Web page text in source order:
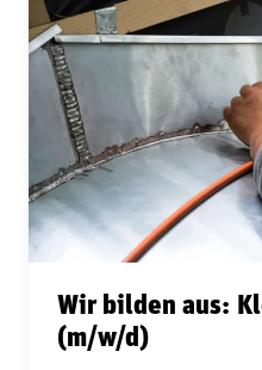
Wir bilden aus:
(m/w/d)